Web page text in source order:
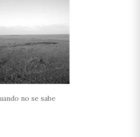
no se sabe